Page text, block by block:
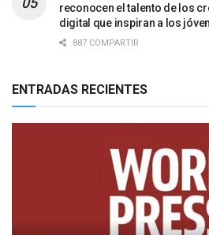
reconocen el talento de los
digital que inspiran a los
887 COMPARTIR
ENTRADAS RECIENTES